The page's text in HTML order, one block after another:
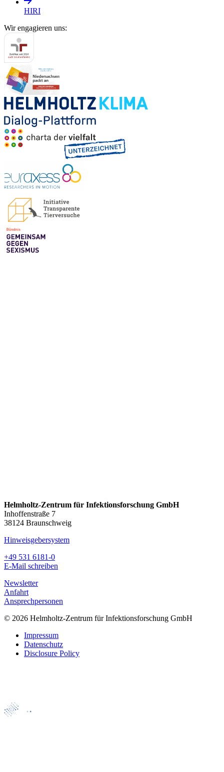
HIRI
Wir engagieren uns:
Helmholtz-Zentrum für Infektionsforschung GmbH
Inhoffenstraße 7
38124 Braunschweig
Hinweisgebersystem
+49 531 6181-0
E-Mail schreiben
Newsletter
Anfahrt
Ansprechpersonen
© 2026 Helmholtz-Zentrum für Infektionsforschung GmbH
Impressum
Datenschutz
Disclosure Policy